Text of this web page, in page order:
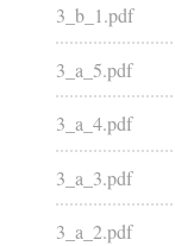
3_b_1.pdf
3_a_5.pdf
3_a_4.pdf
3_a_3.pdf
3_a_2.pdf